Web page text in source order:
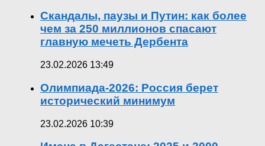
Скандалы, паузы и Путин: как более
чем за 250 миллионов спасают
главную мечеть Дербента
23.02.2026 13:49
Олимпиада-2026: Россия берет
исторический минимум
23.02.2026 10:39